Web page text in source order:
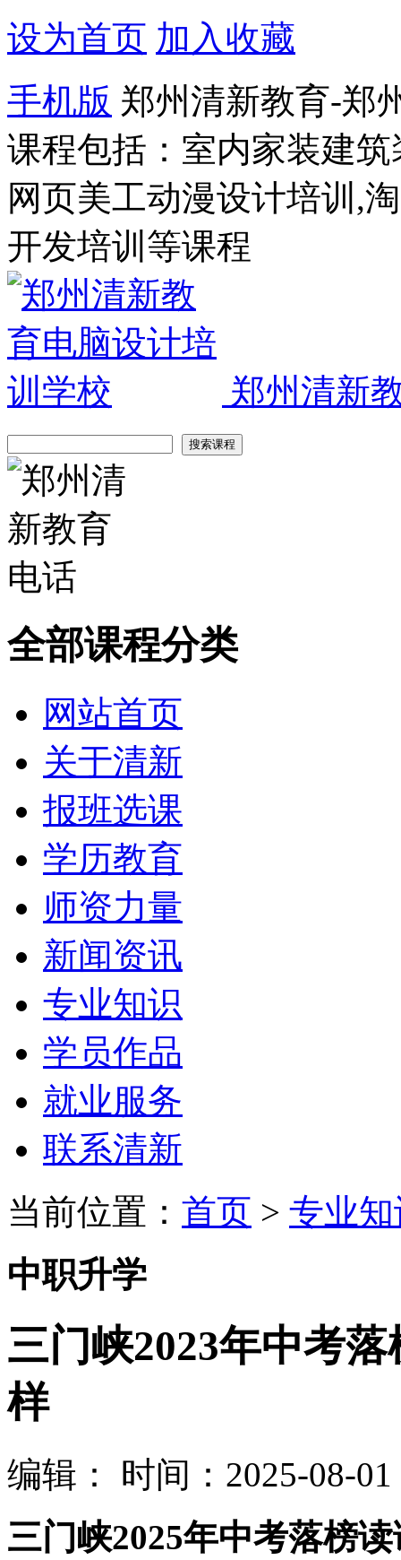
设为首页 加入收藏
手机版 郑州清新教育-郑
课程包括：室内家装建
网页美工动漫设计培训,
开发培训等课程
郑州清新
全部课程分类
网站首页
关于清新
报班选课
学历教育
师资力量
新闻资讯
专业知识
学员作品
就业服务
联系清新
当前位置： 首页 > 专业
中职升学
三门峡2023年中考
样
编辑：
时间：2025-08-01
三门峡2025年中考落榜